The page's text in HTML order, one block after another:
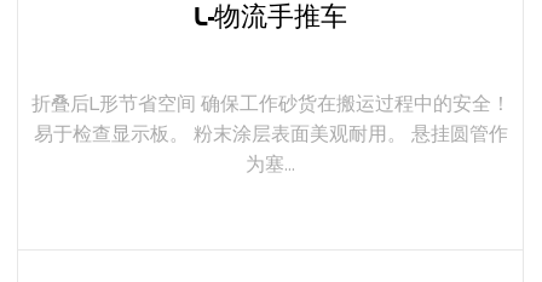
L-物流手推车
折叠后L形节省空间 确保工作砂货在搬运过程中的安全！
易于检查显示板。 粉末涂层表面美观耐用。 悬挂圆管作
为塞...